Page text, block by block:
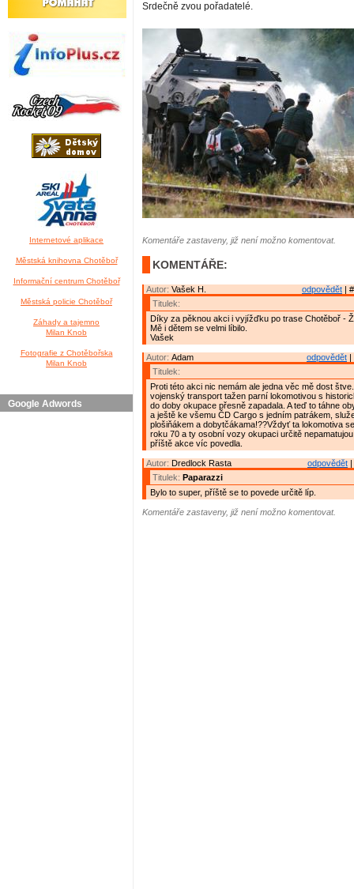
Internetové aplikace
Městská knihovna Chotěboř
Informační centrum Chotěboř
Městská policie Chotěboř
Záhady a tajemno
Milan Knob
Fotografie z Chotěbořska
Milan Knob
Google Adwords
Srdečně zvou pořadatelé.
Komentáře zastaveny, již není možno komentovat.
KOMENTÁŘE:
odpovědět |
Autor: Vašek H.
Titulek:
Díky za pěknou akci i vyjížďku po trase Chotěboř -
Mě i dětem se velmi líbilo.
Vašek
odpovědět |
Autor: Adam
Titulek:
Proti této akci nic nemám ale jedna věc mě dost
vojenský transport tažen parní lokomotivou s
do doby okupace přesně zapadala. A teď to táhne
a ještě ke všemu ČD Cargo s jedním patrákem,
plošiňákem a dobytčákama!??Vždyť ta lokomotiva
roku 70 a ty osobní vozy okupaci určitě
příště akce víc povedla.
odpovědět
Autor: Dredlock Rasta
Titulek: Paparazzi
Bylo to super, příště se to povede určitě líp.
Komentáře zastaveny, již není možno komentovat.